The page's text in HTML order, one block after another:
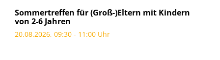
Sommertreffen für (Groß-)Eltern mit Kindern
von 2-6 Jahren
20.08.2026, 09:30 - 11:00 Uhr